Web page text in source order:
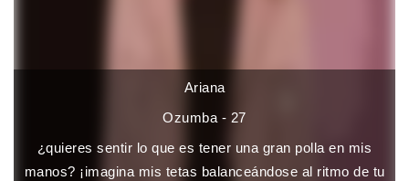
Ariana
Ozumba - 27
¿quieres sentir lo que es tener una gran polla en mis
manos? ¡imagina mis tetas balanceándose al ritmo de tu